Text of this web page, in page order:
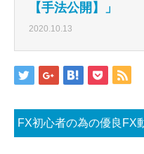
【手法公開】」
2020.10.13
FX初心者の為の優良FX